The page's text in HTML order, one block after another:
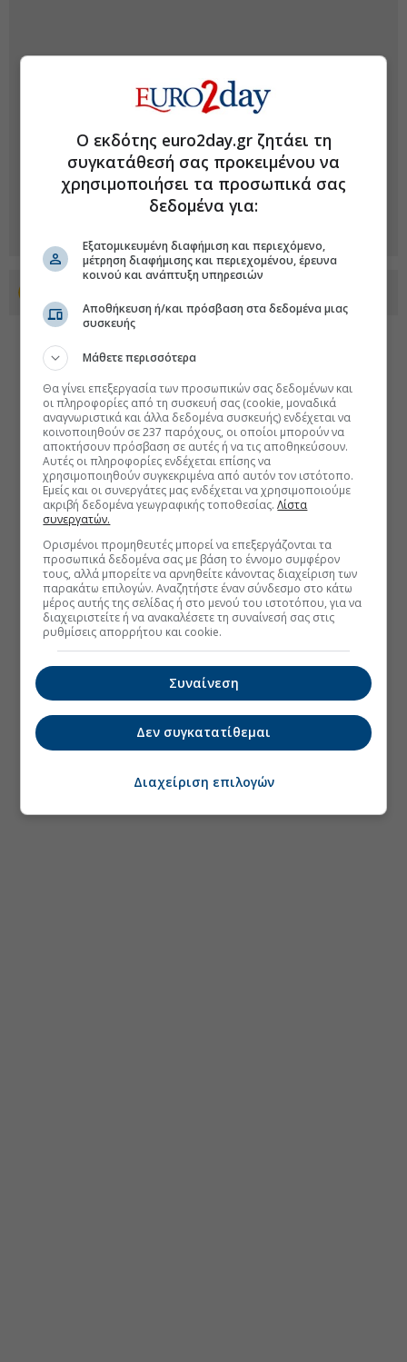
Ο εκδότης euro2day.gr ζητάει τη
συγκατάθεσή σας προκειμένου να
χρησιμοποιήσει τα προσωπικά σας
δεδομένα για:
Εξατομικευμένη διαφήμιση και περιεχόμενο,
μέτρηση διαφήμισης και περιεχομένου, έρευνα
κοινού και ανάπτυξη υπηρεσιών
Αποθήκευση ή/και πρόσβαση στα δεδομένα μιας
συσκευής
Μάθετε περισσότερα
Θα γίνει επεξεργασία των προσωπικών σας δεδομένων και
οι πληροφορίες από τη συσκευή σας (cookie, μοναδικά
αναγνωριστικά και άλλα δεδομένα συσκευής) ενδέχεται να
κοινοποιηθούν σε 237 παρόχους, οι οποίοι μπορούν να
αποκτήσουν πρόσβαση σε αυτές ή να τις αποθηκεύσουν.
Αυτές οι πληροφορίες ενδέχεται επίσης να
χρησιμοποιηθούν συγκεκριμένα από αυτόν τον ιστότοπο.
Εμείς και οι συνεργάτες μας ενδέχεται να χρησιμοποιούμε
ακριβή δεδομένα γεωγραφικής τοποθεσίας.Λίστα
συνεργατών.
Ορισμένοι προμηθευτές μπορεί να επεξεργάζονται τα
προσωπικά δεδομένα σας με βάση το έννομο συμφέρον
τους, αλλά μπορείτε να αρνηθείτε κάνοντας διαχείριση των
παρακάτω επιλογών. Αναζητήστε έναν σύνδεσμο στο κάτω
μέρος αυτής της σελίδας ή στο μενού του ιστοτόπου, για να
διαχειριστείτε ή να ανακαλέσετε τη συναίνεσή σας στις
ρυθμίσεις απορρήτου και cookie.
Συναίνεση
Δεν συγκατατίθεμαι
Διαχείριση επιλογών